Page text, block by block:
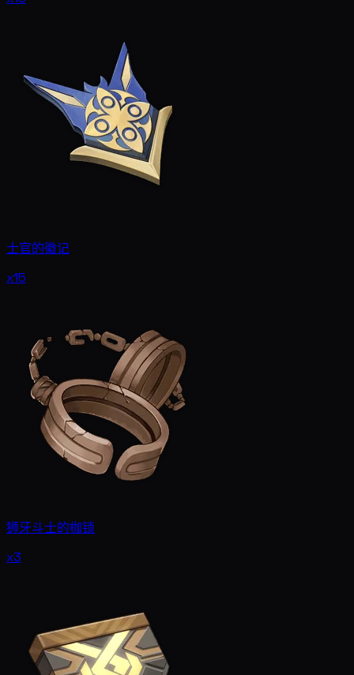
士官的徽记
x15
狮牙斗士的枷锁
x3